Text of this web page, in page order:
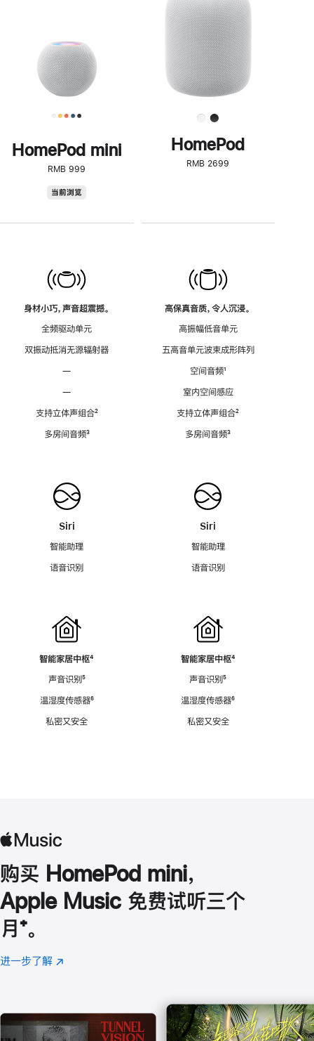
HomePod mini
RMB 999
当前浏览
身材小巧，声音超震撼。
全频驱动单元
双振动抵消无源辐射器
—
—
支持立体声组合脚
²
多房间音频脚
³
Siri
智能助理
语音识别
智能家居中枢脚
⁴
声音识别脚
⁵
温湿度传感器脚
⁶
私密又安全
了
解
HomePod<
HomePod
RMB 2699
高保真音质，令人沉浸。
高振幅低音单元
五高音单元波束成形阵列
空间音频脚
¹
室内空间感应
支持立体声组合脚
²
多房间音频脚
³
Siri
智能助理
语音识别
智能家居中枢脚
⁴
声音识别脚
⁵
温湿度传感器脚
⁶
私密又安全
购买 HomePod mini，
Apple Music 免费试听三个
月 脚
注
⁺。
进一步了解 Apple
(在
口
中